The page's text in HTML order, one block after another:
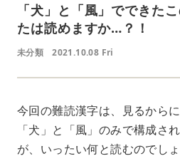
「犬」と「風」でできた
たは読めますか…？！
未分類 2021.10.08 Fri
今回の難読漢字は、見るからに
「犬」と「風」のみで構成さ
が、いったい何と読むのでしょ